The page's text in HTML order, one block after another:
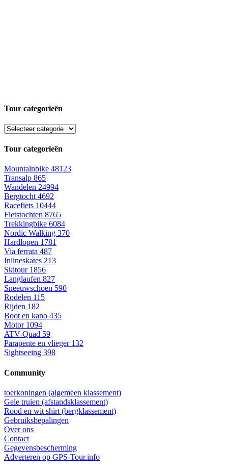
Tour categorieën
Tour categorieën
Mountainbike 48123
Transalp 865
Wandelen 24994
Bergtocht 4692
Racefiets 10444
Fietstochten 8765
Trekkingbike 6084
Nordic Walking 370
Hardlopen 1781
Via ferrata 487
Inlineskates 213
Skitour 1856
Langlaufen 827
Sneeuwschoen 590
Rodelen 115
Rijden 182
Boot en kano 435
Motor 1094
ATV-Quad 59
Parapente en vlieger 132
Sightseeing 398
Community
toerkoningen (algemeen klassement)
Gele truien (afstandsklassement)
Rood en wit shirt (bergklassement)
Gebruiksbepalingen
Over ons
Contact
Gegevensbescherming
Adverteren op GPS-Tour.info